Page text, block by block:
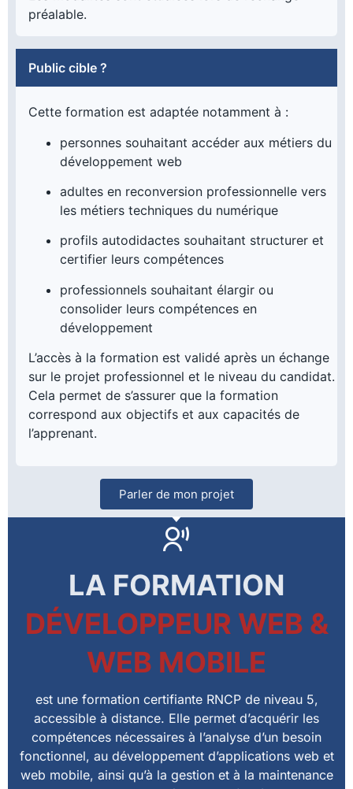
préalable.
Public cible ?
Cette formation est adaptée notamment à :
personnes souhaitant accéder aux métiers du
développement web
adultes en reconversion professionnelle vers
les métiers techniques du numérique
profils autodidactes souhaitant structurer et
certifier leurs compétences
professionnels souhaitant élargir ou
consolider leurs compétences en
développement
L’accès à la formation est validé après un échange
sur le projet professionnel et le niveau du candidat.
Cela permet de s’assurer que la formation
correspond aux objectifs et aux capacités de
l’apprenant.
Parler de mon projet
LA FORMATION
DÉVELOPPEUR WEB &
WEB MOBILE
est une formation certifiante RNCP de niveau 5,
accessible à distance. Elle permet d’acquérir les
compétences nécessaires à l’analyse d’un besoin
fonctionnel, au développement d’applications web et
web mobile, ainsi qu’à la gestion et à la maintenance